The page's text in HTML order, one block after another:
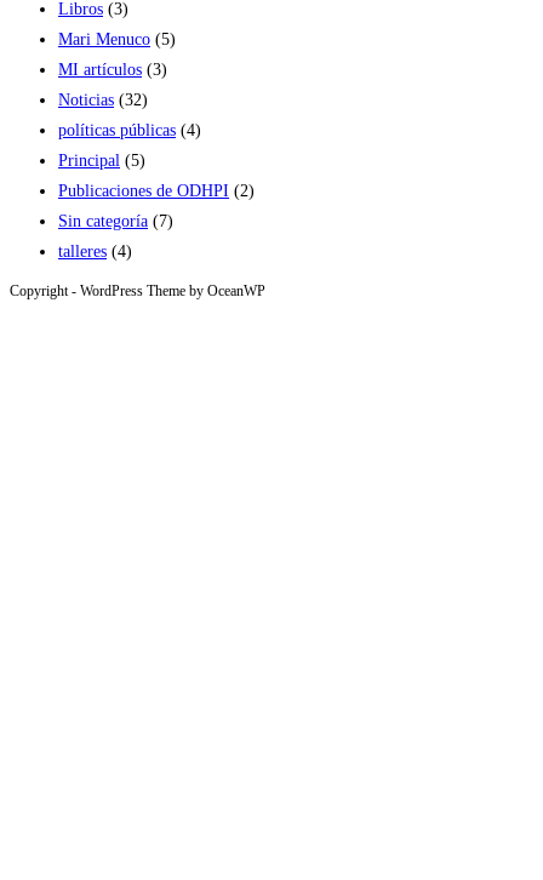
Libros (3)
Mari Menuco (5)
MI artículos (3)
Noticias (32)
políticas públicas (4)
Principal (5)
Publicaciones de ODHPI (2)
Sin categoría (7)
talleres (4)
Copyright - WordPress Theme by OceanWP